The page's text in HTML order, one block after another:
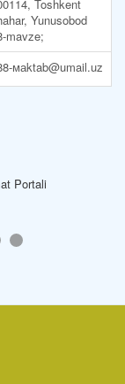
Toshkent
Yunusobod
mavze;
маktab@umail.uz
Portali